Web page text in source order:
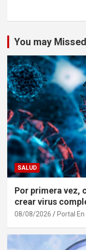
You may Missed
SALUD
Por primera vez,
crear virus
08/08/2026 Portal En